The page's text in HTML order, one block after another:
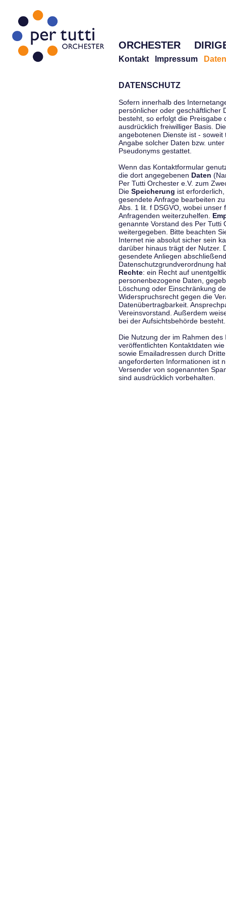
ORCHESTER
Kontakt Impressum
DATENSCHUTZ
Sofern innerhalb des
persönlicher oder geschäftlicher
besteht, so erfolgt die Preisgabe
ausdrücklich freiwilliger Basis.
angebotenen Dienste ist -
Angabe solcher Daten bzw.
Pseudonyms gestattet.
Wenn das Kontaktformular
die dort angegebenen Daten
Per Tutti Orchester e.V. zum
Die Speicherung ist
gesendete Anfrage bearbeiten
Abs. 1 lit. f DSGVO, wobei
Anfragenden weiterzuhelfen.
genannte Vorstand des Per Tutti
weitergegeben. Bitte beachten
Internet nie absolut sicher sein
darüber hinaus trägt der Nutzer.
gesendete Anliegen
Datenschutzgrundverordnung
Rechte: ein Recht auf
personenbezogene Daten,
Löschung oder Einschränkung
Widerspruchsrecht gegen die
Datenübertragbarkeit.
Vereinsvorstand. Außerdem
bei der Aufsichtsbehörde besteht.
Die Nutzung der im Rahmen
veröffentlichten Kontaktdaten
sowie Emailadressen durch
angeforderten Informationen ist
Versender von sogenannten
sind ausdrücklich vorbehalten.